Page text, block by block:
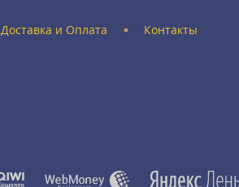
Доставка и Оплата Контакты